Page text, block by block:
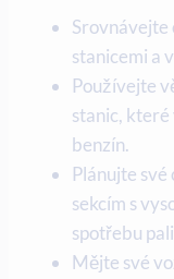
Srovnávejte
stanicemi a
Používejte
stanic, které
benzín.
Plánujte
sekcím s
spotřebu
Mějte své